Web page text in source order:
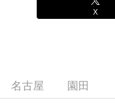
X
名古屋 園田